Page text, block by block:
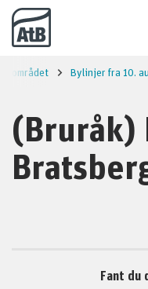
Til innhold
Bylinjer fra 10.
(Bruråk)
Fant